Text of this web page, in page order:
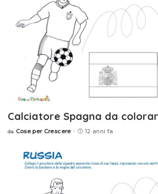
Calciatore Spagna da
Posted
da Cose per Crescere 12 anni fa